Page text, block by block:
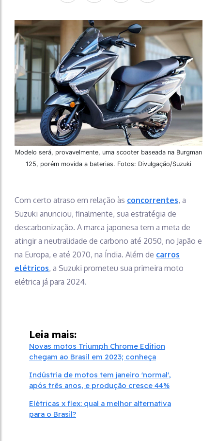
Modelo será, provavelmente, uma scooter baseada na Burgman
125, porém movida a baterias. Fotos: Divulgação/Suzuki
Com certo atraso em relação às concorrentes, a
Suzuki anunciou, finalmente, sua estratégia de
descarbonização. A marca japonesa tem a meta de
atingir a neutralidade de carbono até 2050, no Japão e
na Europa, e até 2070, na Índia. Além de carros
elétricos, a Suzuki prometeu sua primeira moto
elétrica já para 2024.
Leia mais:
Novas motos Triumph Chrome Edition
chegam ao Brasil em 2023; conheça
Indústria de motos tem janeiro 'normal',
após três anos, e produção cresce 44%
Elétricas x flex: qual a melhor alternativa
para o Brasil?